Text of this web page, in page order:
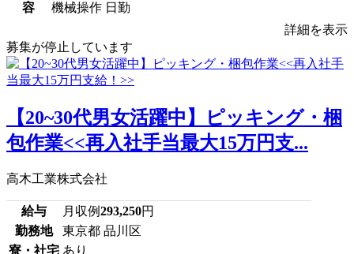
容
機械操作 日勤
詳細を表示
募集が停止しています
【20~30代男女活躍中】ピッキング・梱
包作業<<再入社手当最大15万円支...
高木工業株式会社
給与 月収例293,250円
勤務地
東京都 品川区
寮・社宅 あり